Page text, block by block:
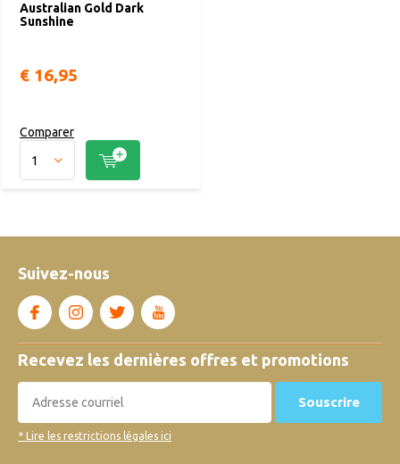
Australian Gold Dark
Sunshine
€ 16,95
Comparer
Suivez-nous
Recevez les dernières offres et promotions
Souscrire
* Lire les restrictions légales ici